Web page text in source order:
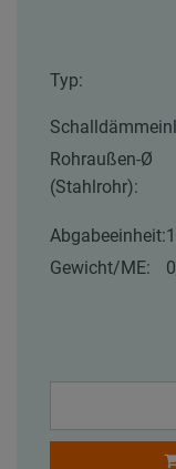
Typ:
Rohraußen-Ø
(Stahlrohr):
Abgabeeinheit:
Gewicht/ME: